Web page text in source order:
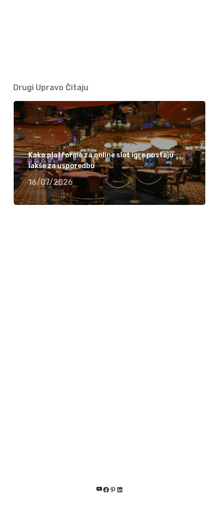
Drugi Upravo Čitaju
Kako platforme za online slot igre postaju
lakše za usporedbu
16/07/2026
YouTube
Facebook
Pinterest
LinkedIn